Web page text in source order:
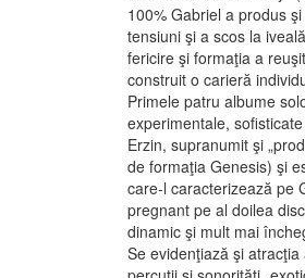
100% Gabriel a produs
tensiuni şi a scos la
fericire şi formaţia a
construit o carieră
Primele patru albume
experimentale,
Erzin, supranumit şi
de formaţia Genesis) şi
care-l caracterizează pe
pregnant pe al doilea
dinamic şi mult mai
Se evidenţiază şi